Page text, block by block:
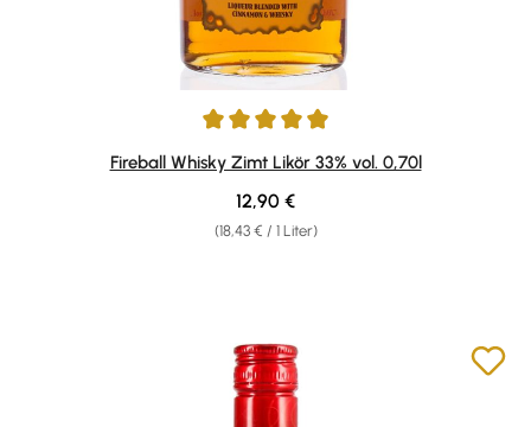
Durchschnittliche Bewertung von 4.9 von 5 Sternen
Fireball Whisky Zimt Likör 33% vol. 0,70l
(18,43 € / 1 Liter)
Regulärer Preis:
12,90 €